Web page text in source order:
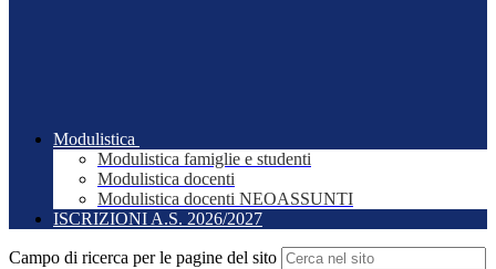
Modulistica
Modulistica famiglie e studenti
Modulistica docenti
Modulistica docenti NEOASSUNTI
ISCRIZIONI A.S. 2026/2027
Campo di ricerca per le pagine del sito